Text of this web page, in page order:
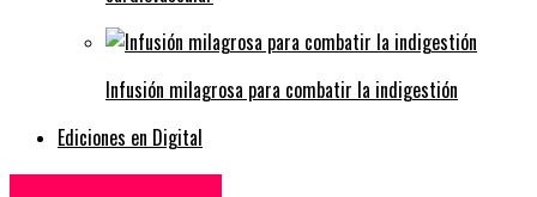
Infusión milagrosa para combatir la indigestión
Ediciones en Digital